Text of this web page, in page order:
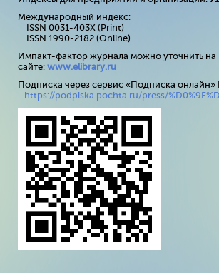
Международный индекс:
ISSN 0031-403X (Print)
ISSN 1990-2182 (Online)
Импакт-фактор журнала можно уточнить на
сайте: www.elibrary.ru
Подписка через сервис «Подписка
- https://podpiska.pochta.ru/press/